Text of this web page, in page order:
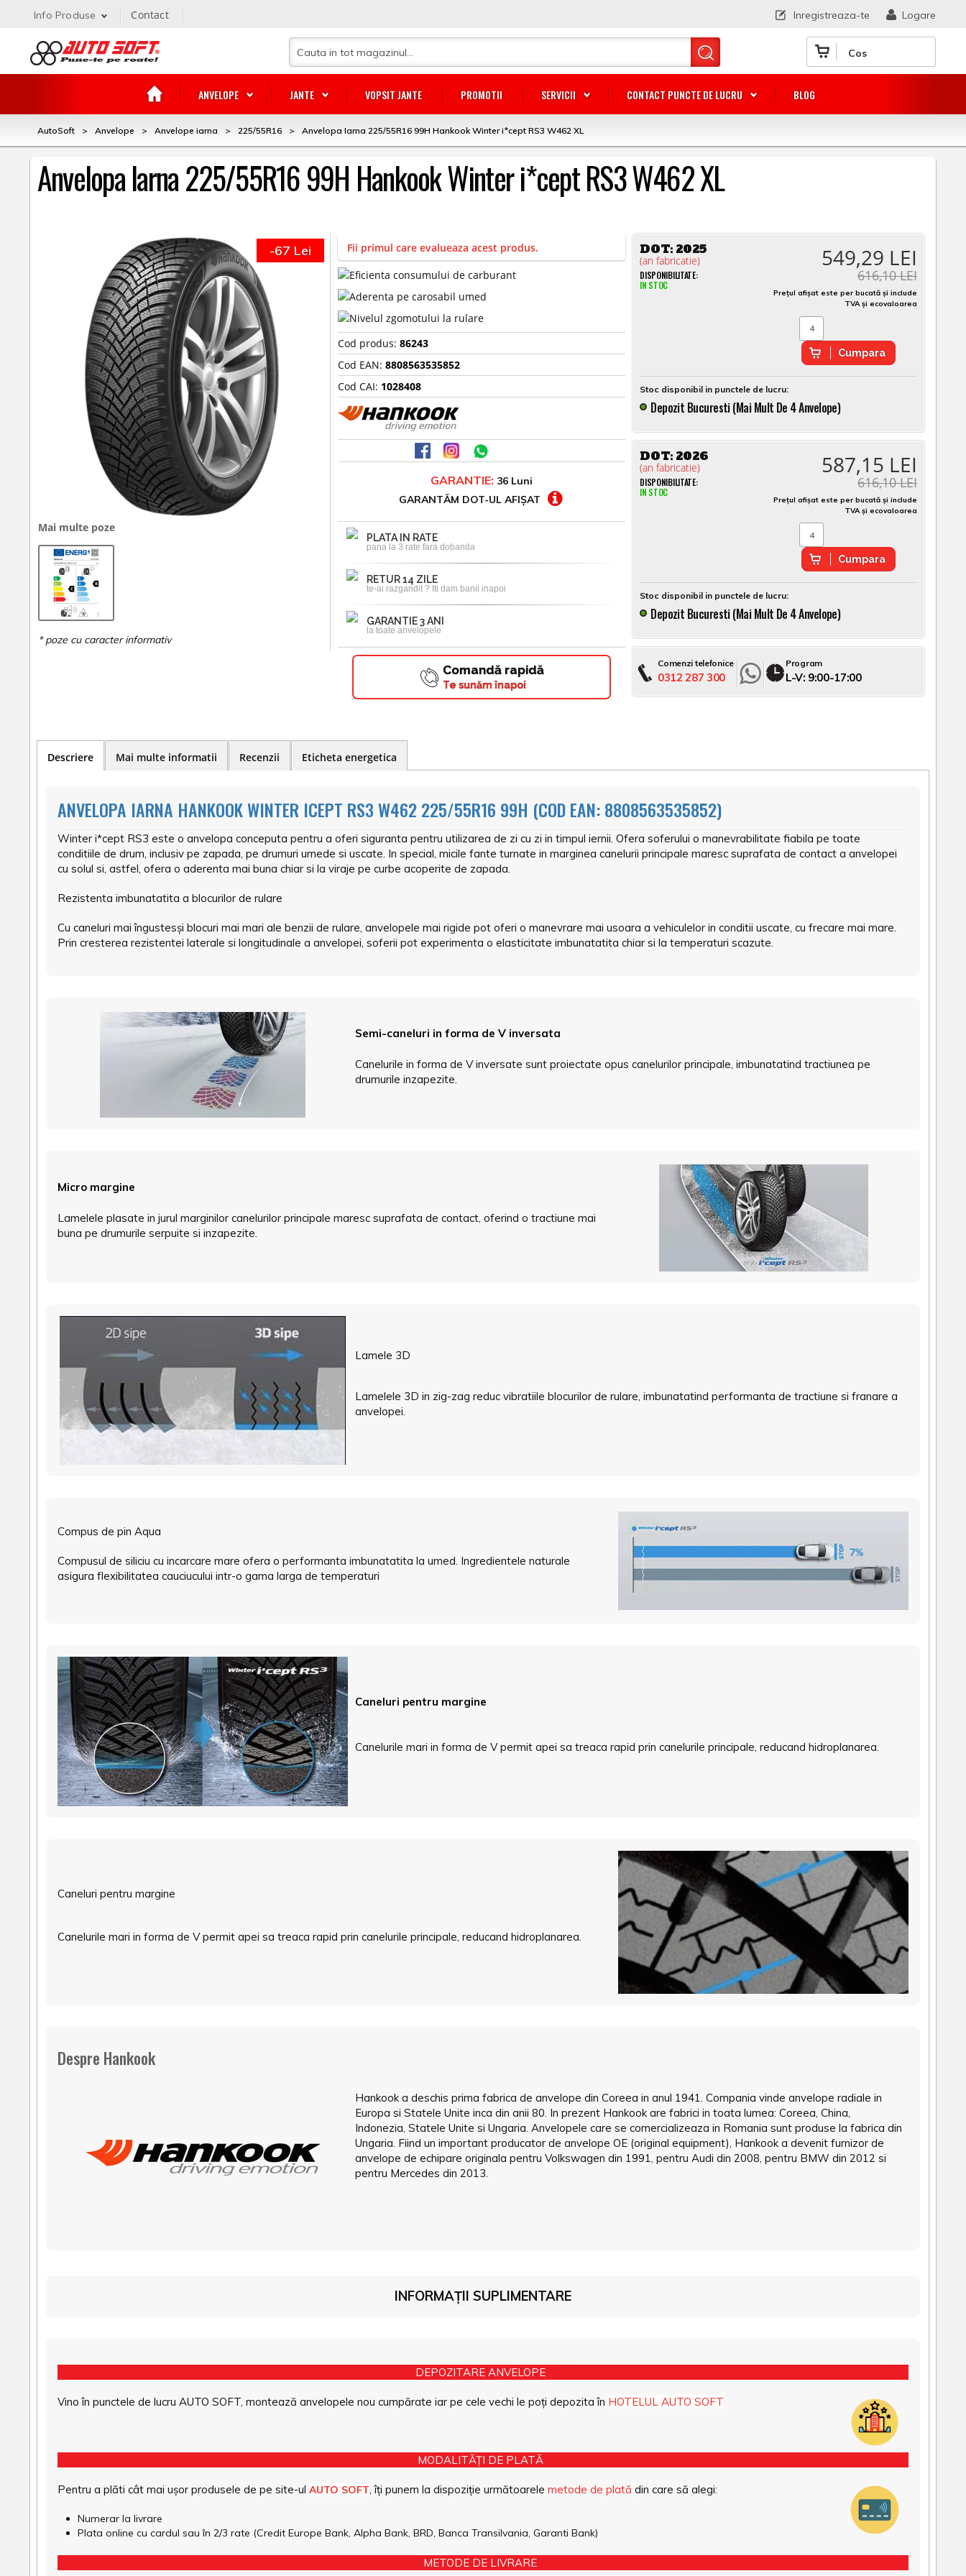
Cos
ANVELOPE JANTE VOPSIT JANTE PROMOTII SERVICII CONTACT PUNCTE DE LUCRU BLOG
Logare
Inregistreaza-te
Info Produse Contact
AutoSoft > Anvelope > Anvelope iarna > 225/55R16 > Anvelopa Iarna 225/55R16 99H Hankook Winter i*cept RS3 W462 XL
Anvelopa Iarna 225/55R16 99H Hankook Winter i*cept RS3 W462 XL
Mai multe poze
-67 Lei Fii primul care evalueaza acest produs.
Cod produs:86243
Cod EAN:8808563535852
Cod CAI: 1028408
GARANTIE: 36 Luni
GARANTĂM DOT-UL AFIȘAT
PLATA IN RATE
pana la 3 rate fara dobanda
RETUR 14 ZILE
te-ai razgandit ? Iti dam banii inapoi
GARANTIE 3 ANI
la toate anvelopele
Comandă rapidă
Te sunăm înapoi
DOT: 2025
(an fabricatie)
DISPONIBILITATE:
IN STOC
549,29 LEI
616,10 LEI
Prețul afișat este per bucată și include
TVA și ecovaloarea
Cumpara
Stoc disponibil in punctele de lucru:
Depozit Bucuresti (mai Mult De 4 Anvelope)
DOT: 2026
(an fabricatie)
DISPONIBILITATE:
IN STOC
587,15 LEI
616,10 LEI
Prețul afișat este per bucată și include
TVA și ecovaloarea
Cumpara
Stoc disponibil in punctele de lucru:
Depozit Bucuresti (mai Mult De 4 Anvelope)
Comenzi telefonice
0312 287 300
Program
L-V: 9:00-17:00
Descriere Mai multe informatii Recenzii Eticheta energetica
ANVELOPA IARNA HANKOOK WINTER ICEPT RS3 W462 225/55R16 99H (COD EAN: 8808563535852)
Winter i*cept RS3 este o anvelopa conceputa pentru a oferi siguranta pentru utilizarea de zi cu zi in timpul iernii. Ofera soferului o manevrabilitate fiabila pe toate
conditiile de drum, inclusiv pe zapada, pe drumuri umede si uscate. In special, micile fante turnate in marginea canelurii principale maresc suprafata de contact a anvelopei
cu solul si, astfel, ofera o aderenta mai buna chiar si la viraje pe curbe acoperite de zapada.
Rezistenta imbunatatita a blocurilor de rulare
Cu caneluri mai îngustesși blocuri mai mari ale benzii de rulare, anvelopele mai rigide pot oferi o manevrare mai usoara a vehiculelor in conditii uscate, cu frecare mai mare.
Prin cresterea rezistentei laterale si longitudinale a anvelopei, soferii pot experimenta o elasticitate imbunatatita chiar si la temperaturi scazute.
Semi-caneluri in forma de V inversata
Canelurile in forma de V inversate sunt proiectate opus canelurilor principale, imbunatatind tractiunea pe
drumurile inzapezite.
Micro margine
Lamelele plasate in jurul marginilor canelurilor principale maresc suprafata de contact, oferind o tractiune mai
buna pe drumurile serpuite si inzapezite.
Lamele 3D
Lamelele 3D in zig-zag reduc vibratiile blocurilor de rulare, imbunatatind performanta de tractiune si franare a
anvelopei.
Compus de pin Aqua
Compusul de siliciu cu incarcare mare ofera o performanta imbunatatita la umed. Ingredientele naturale
asigura flexibilitatea cauciucului intr-o gama larga de temperaturi
Caneluri pentru margine
Canelurile mari in forma de V permit apei sa treaca rapid prin canelurile principale, reducand hidroplanarea.
Caneluri pentru margine
Canelurile mari in forma de V permit apei sa treaca rapid prin canelurile principale, reducand hidroplanarea.
Despre Hankook
Hankook a deschis prima fabrica de anvelope din Coreea in anul 1941. Compania vinde anvelope radiale in
Europa si Statele Unite inca din anii 80. In prezent Hankook are fabrici in toata lumea: Coreea, China,
Indonezia, Statele Unite si Ungaria. Anvelopele care se comercializeaza in Romania sunt produse la fabrica din
Ungaria. Fiind un important producator de anvelope OE (original equipment), Hankook a devenit furnizor de
anvelope de echipare originala pentru Volkswagen din 1991, pentru Audi din 2008, pentru BMW din 2012 si
pentru Mercedes din 2013.
INFORMAȚII SUPLIMENTARE
DEPOZITARE ANVELOPE
Vino în punctele de lucru AUTO SOFT, montează anvelopele nou cumpărate iar pe cele vechi le poți depozita în HOTELUL AUTO SOFT
MODALITĂȚI DE PLATĂ
Pentru a plăti cât mai ușor produsele de pe site-ul AUTO SOFT, îți punem la dispoziție următoarele metode de plată din care să alegi:
Numerar la livrare
Plata online cu cardul sau în 2/3 rate (Credit Europe Bank, Alpha Bank, BRD, Banca Transilvania, Garanti Bank)
METODE DE LIVRARE